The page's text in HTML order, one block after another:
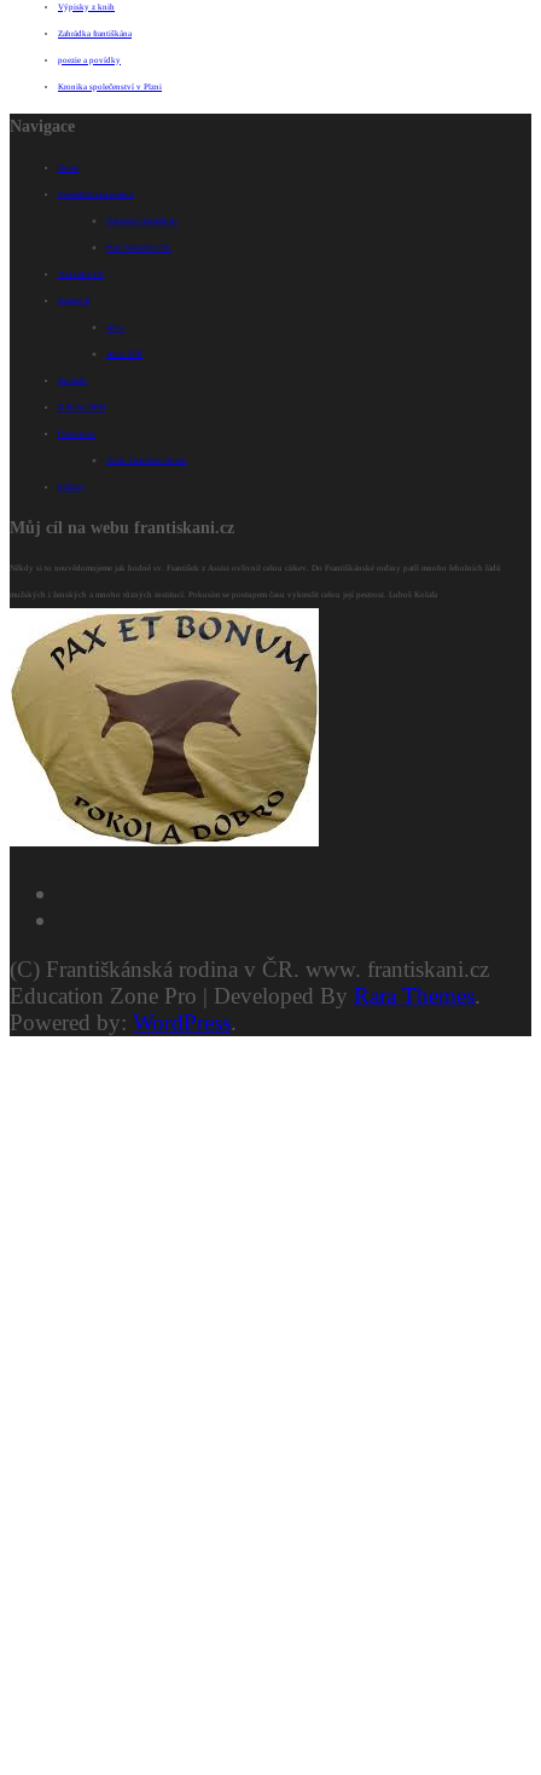
Výpisky z knih
Zahrádka františkána
poezie a povídky
Kronika společenství v Plzni
Navigace
Home
Františkánská rodina
Sekulární františkán
Proč Sekulární řád
YouTube FR
Kalendář
Akce
Akce SFŘ
Kontakt
R.Rohr OFM
Osobnosti
JUDr. František Nosek
kláštery
Můj cíl na webu frantiskani.cz
Někdy si to neuvědomujeme jak hodně sv. František z Assisi ovlivnil celou církev. Do Františkánské rodiny patří mnoho řeholních řádů
mužských i ženských a mnoho různých institucí. Pokusím se postupem času vykreslit celou její pestrost. Luboš Kolafa
(C) Františkánská rodina v ČR. www. frantiskani.cz
Education Zone Pro | Developed By Rara Themes.
Powered by: WordPress.